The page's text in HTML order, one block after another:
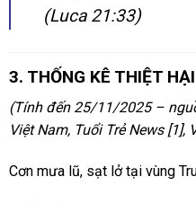
(Luca 21:33)
3. THỐNG KÊ THIỆT
(Tính đến 25/11/2025 –
Việt Nam, Tuổi Trẻ News [1],
Cơn mưa lũ, sạt lở tại vùng